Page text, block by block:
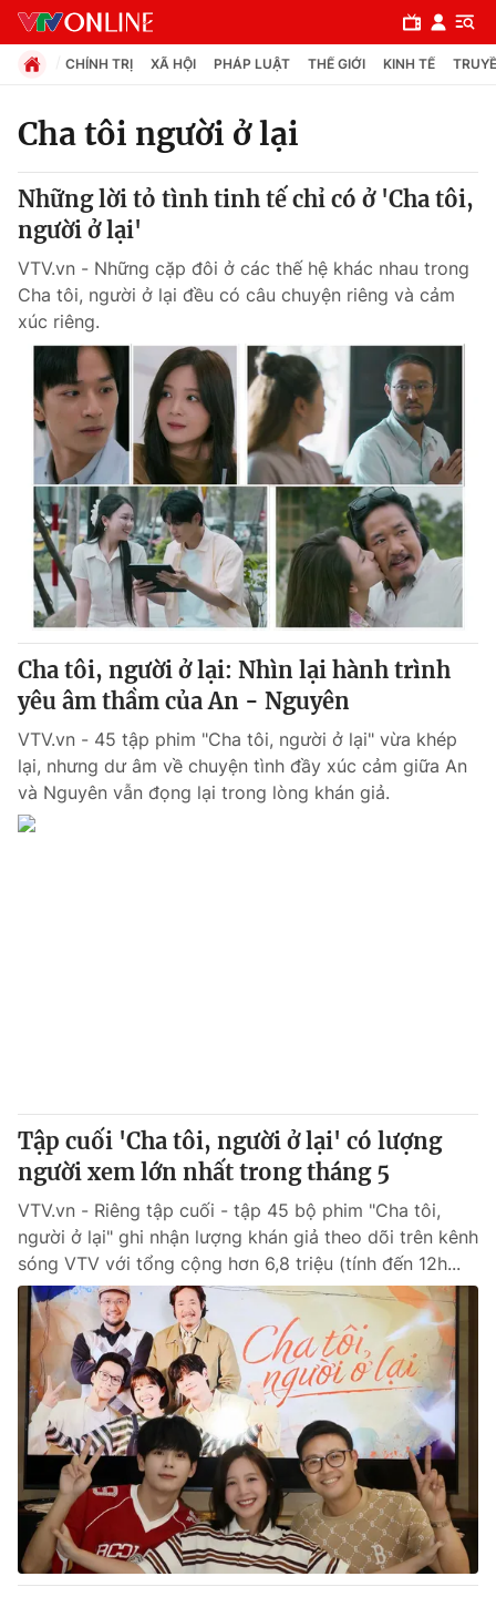
Chuyên mục
Chính trị
Xã hội
Pháp luật
Y tế
Thế giới
Tin tức
Thế giới đó đây
Câu chuyện quốc tế
Kinh tế
Tài chính
Thị trường
Góc doanh nghiệp
Dữ liệu và đời sống
Truyền hình
Phim VTV
Hậu trường
Nhân vật
Giải trí
Điện ảnh
Âm nhạc
Đời sống
Chuyên mục khác
Emagazine Podcast
Photo Infographic
Video Shorts video
VTV Money VTV Thể thao
VTV Sức khoẻ Bất động sản
Thị trường 24h Tấm lòng Việt
VTV4 Vươn mình bằng AI
CHÍNH TRỊ XÃ HỘI PHÁP LUẬT THẾ GIỚI KINH TẾ
Cha tôi người ở lại
Những lời tỏ tình tinh tế chỉ có ở 'Cha tôi,
người ở lại'
VTV.vn - Những cặp đôi ở các thế hệ khác nhau trong
Cha tôi, người ở lại đều có câu chuyện riêng và cảm
xúc riêng.
Cha tôi, người ở lại: Nhìn lại hành trình
yêu âm thầm của An - Nguyên
VTV.vn - 45 tập phim "Cha tôi, người ở lại" vừa khép
lại, nhưng dư âm về chuyện tình đầy xúc cảm giữa An
và Nguyên vẫn đọng lại trong lòng khán giả.
Tập cuối 'Cha tôi, người ở lại' có lượng
người xem lớn nhất trong tháng 5
VTV.vn - Riêng tập cuối - tập 45 bộ phim "Cha tôi,
người ở lại" ghi nhận lượng khán giả theo dõi trên kênh
sóng VTV với tổng cộng hơn 6,8 triệu (tính đến 12h...